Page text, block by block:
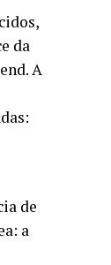
da
A
de
a